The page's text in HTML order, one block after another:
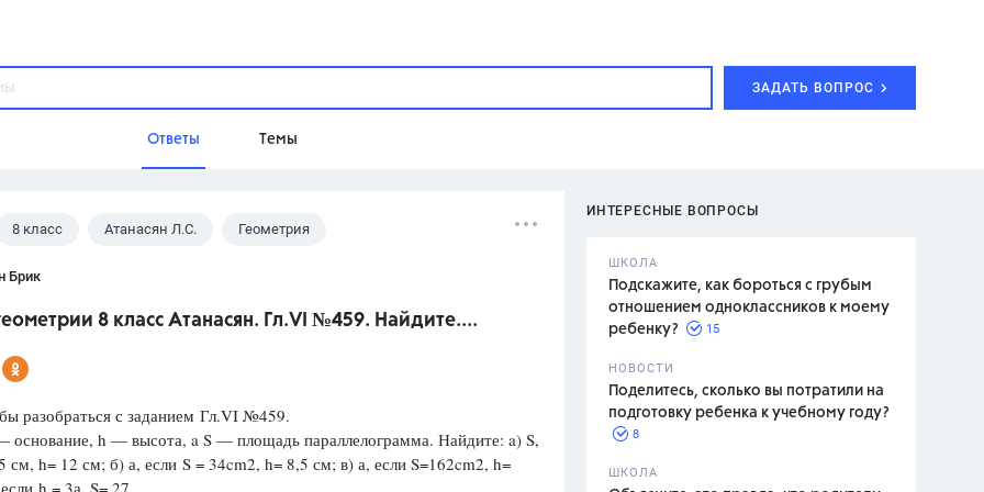
ЗАДАТЬ ВОПРОС
Ответы Темы
Домашнее задание
Разумовская М.М.,Габриелян О.С.,
ИНТЕРЕСНЫЕ ВОПРОСЫ
ШКОЛА
Подскажите, как бороться с грубым
отношением одноклассников к моему
ребенку?
15
НОВОСТИ
Поделитесь, сколько вы потратили на
подготовку ребенка к учебному году?
8
ШКОЛА
8 класс Атанасян Л.С. Геометрия
Брик
8 класс Атанасян. Гл.VI №459. Найдите....
разобраться с заданием Гл.VI №459.
основание, h — высота, a S — площадь параллелограмма. Найдите: a) S,
см, h= 12 см; б) а, если S = 34cm2, h= 8,5 см; в) а, если S=162cm2, h=
h = 3а, S= 27